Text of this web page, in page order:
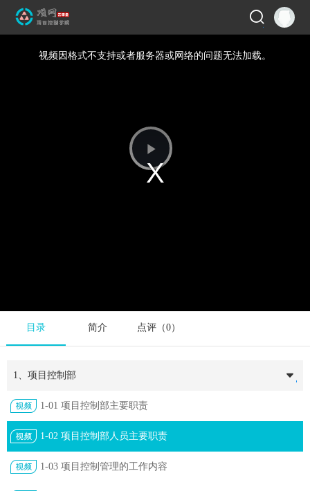
播
视频因格式不支持或者服务器或网络的问题无法加载。
目录 简介 点评（0）
1、项目控制部
1-01 项目控制部主要职责
1-02 项目控制部人员主要职责
1-03 项目控制管理的工作内容